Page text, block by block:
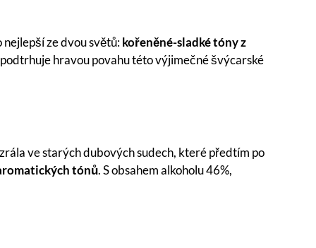
ze dvou světů:kořeněné-sladké tóny z
hravou povahu této výjimečné švýcarské
ve starých dubových sudech, které předtím po
tónů. S obsahem alkoholu 46%,